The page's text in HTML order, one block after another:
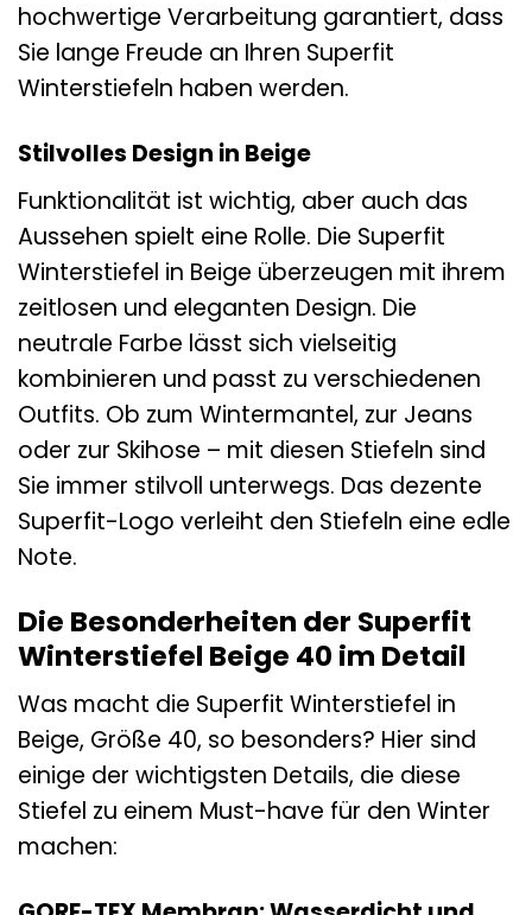
hochwertige Verarbeitung garantiert, dass
Sie lange Freude an Ihren Superfit
Winterstiefeln haben werden.
Stilvolles Design in Beige
Funktionalität ist wichtig, aber auch das
Aussehen spielt eine Rolle. Die Superfit
Winterstiefel in Beige überzeugen mit ihrem
zeitlosen und eleganten Design. Die
neutrale Farbe lässt sich vielseitig
kombinieren und passt zu verschiedenen
Outfits. Ob zum Wintermantel, zur Jeans
oder zur Skihose – mit diesen Stiefeln sind
Sie immer stilvoll unterwegs. Das dezente
Superfit-Logo verleiht den Stiefeln eine edle
Note.
Die Besonderheiten der Superfit
Winterstiefel Beige 40 im Detail
Was macht die Superfit Winterstiefel in
Beige, Größe 40, so besonders? Hier sind
einige der wichtigsten Details, die diese
Stiefel zu einem Must-have für den Winter
machen: